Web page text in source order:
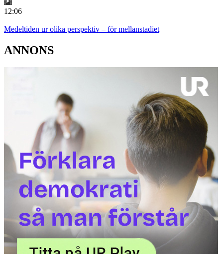
12:06
Medeltiden ur olika perspektiv – för mellanstadiet
ANNONS